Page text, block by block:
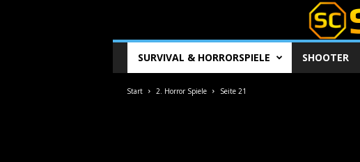
r
SURVIVAL & HORRORSPIELE SHOOTER
Start 2. Horror Spiele Seite 21